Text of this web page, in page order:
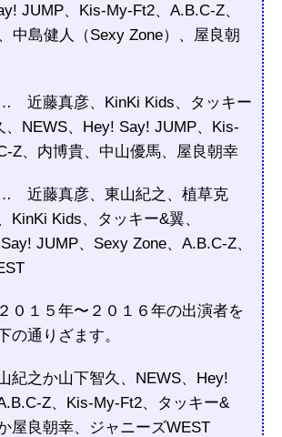
JUMP、Kis-My-Ft2、A.B.C-Z、
中島健人（Sexy Zone）、屋良朝
近藤真彦、KinKi Kids、タッキー
、NEWS、Hey! Say! JUMP、Kis-
Z、内博貴、中山優馬、屋良朝幸
近藤真彦、東山紀之、植草克
KinKi Kids、タッキー&翼、
JUMP、Sexy Zone、A.B.C-Z、
０１５年〜２０１６年の出演者を
の通りざます。
紀之か山下智久、NEWS、Hey!
Z、Kis-My-Ft2、タッキー&
屋良朝幸、ジャニーズWEST